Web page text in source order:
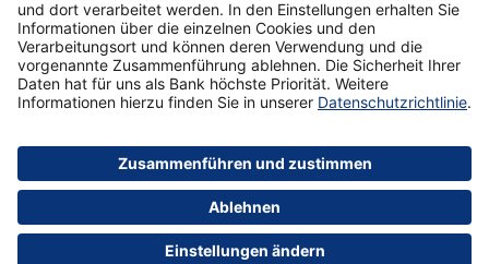
Postbank Newsletter
E-Mail-Adresse Abonnieren
Datenschutz
Über uns